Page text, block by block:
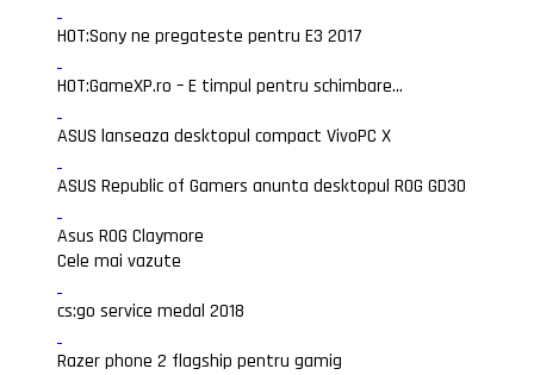
HOT:Sony ne pregateste pentru E3 2017
HOT:GameXP.ro – E timpul pentru schimbare…
ASUS lanseaza desktopul compact VivoPC X
ASUS Republic of Gamers anunta desktopul ROG GD30
Asus ROG Claymore
Cele mai vazute
cs:go service medal 2018
Razer phone 2 flagship pentru gamig